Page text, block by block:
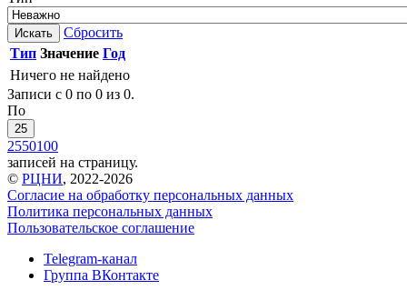
Искать
Сбросить
Тип Значение Год
Ничего не найдено
Записи с 0 по 0 из 0.
По
25
2550100
записей на страницу.
© РЦНИ, 2022-2026
Согласие на обработку персональных данных
Политика персональных данных
Пользовательское соглашение
Telegram-канал
Группа ВКонтакте